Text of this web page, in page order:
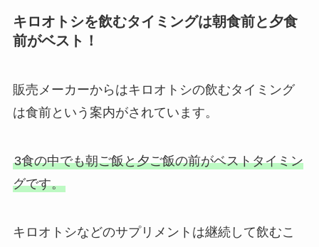
キロオトシを飲むタイミングは朝食前と夕食
前がベスト！
販売メーカーからはキロオトシの飲むタイミング
は食前という案内がされています。
3食の中でも朝ご飯と夕ご飯の前がベストタイミン
グです。
キロオトシなどのサプリメントは継続して飲むこ